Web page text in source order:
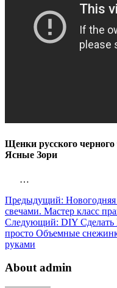
Щенки русского
Ясные Зори
…
Предыдущий:
свечами. Мастер класс
Следующий: DIY
просто Объемные
руками
About admin